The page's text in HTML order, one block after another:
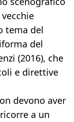
tema del
del
(2016), che
e direttive
devono aver
a un